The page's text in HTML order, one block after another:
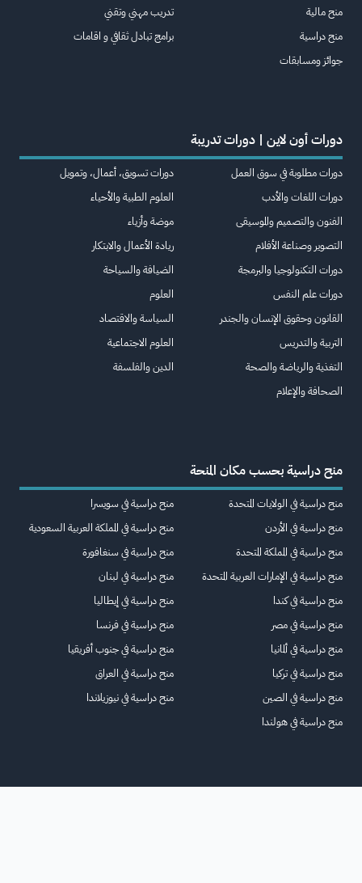
منح مالية
منح دراسية
جوائز ومسابقات
تدريب مهني وتقني
برامج تبادل ثقافي و اقامات
دورات أون لاين | دورات تدريبة
دورات مطلوبة في سوق العمل
دورات اللغات والأدب
الفنون والتصميم والموسيقى
التصوير وصناعة الأفلام
دورات التكنولوجيا والبرمجة
دورات علم النفس
القانون وحقوق الإنسان والجندر
التربية والتدريس
التغذية والرياضة والصحة
الصحافة والإعلام
دورات تسويق، أعمال، وتمويل
العلوم الطبية والأحياء
موضة وأزياء
ريادة الأعمال والابتكار
الضيافة والسياحة
العلوم
السياسة والاقتصاد
العلوم الاجتماعية
الدين والفلسفة
منح دراسية بحسب مكان المنحة
منح دراسية في الولايات المتحدة
منح دراسية في الأردن
منح دراسية في المملكة المتحدة
منح دراسية في الإمارات العربية المتحدة
منح دراسية في كندا
منح دراسية في مصر
منح دراسية في ألمانيا
منح دراسية في تركيا
منح دراسية في الصين
منح دراسية في هولندا
منح دراسية في سويسرا
منح دراسية في المملكة العربية السعودية
منح دراسية في سنغافورة
منح دراسية في لبنان
منح دراسية في إيطاليا
منح دراسية في فرنسا
منح دراسية في جنوب أفريقيا
منح دراسية في العراق
منح دراسية في نيوزيلاندا